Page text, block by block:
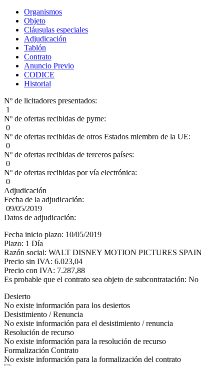
Organismos
Objeto
Cláusulas especiales
Adjudicación
Tablón
Contrato
Anuncio Previo
CODICE
Historial
Nº de licitadores presentados:
1
Nº de ofertas recibidas de pyme:
0
Nº de ofertas recibidas de otros Estados miembro de la UE:
0
Nº de ofertas recibidas de terceros países:
0
Nº de ofertas recibidas por vía electrónica:
0
Adjudicación
Fecha de la adjudicación:
09/05/2019
Datos de adjudicación:
Fecha inicio plazo: 10/05/2019
Plazo: 1 Día
Razón social: WALT DISNEY MOTION PICTURES SPAIN
Precio sin IVA: 6.023,04
Precio con IVA: 7.287,88
Es probable que el contrato sea objeto de subcontratación: No
Desierto
No existe información para los desiertos
Desistimiento / Renuncia
No existe información para el desistimiento / renuncia
Resolución de recurso
No existe información para la resolución de recurso
Formalización Contrato
No existe información para la formalización del contrato